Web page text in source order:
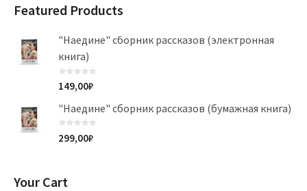
Featured Products
"Наедине" сборник рассказов (электронная
книга)
149,00₽
"Наедине" сборник рассказов (бумажная книга)
299,00₽
Your Cart